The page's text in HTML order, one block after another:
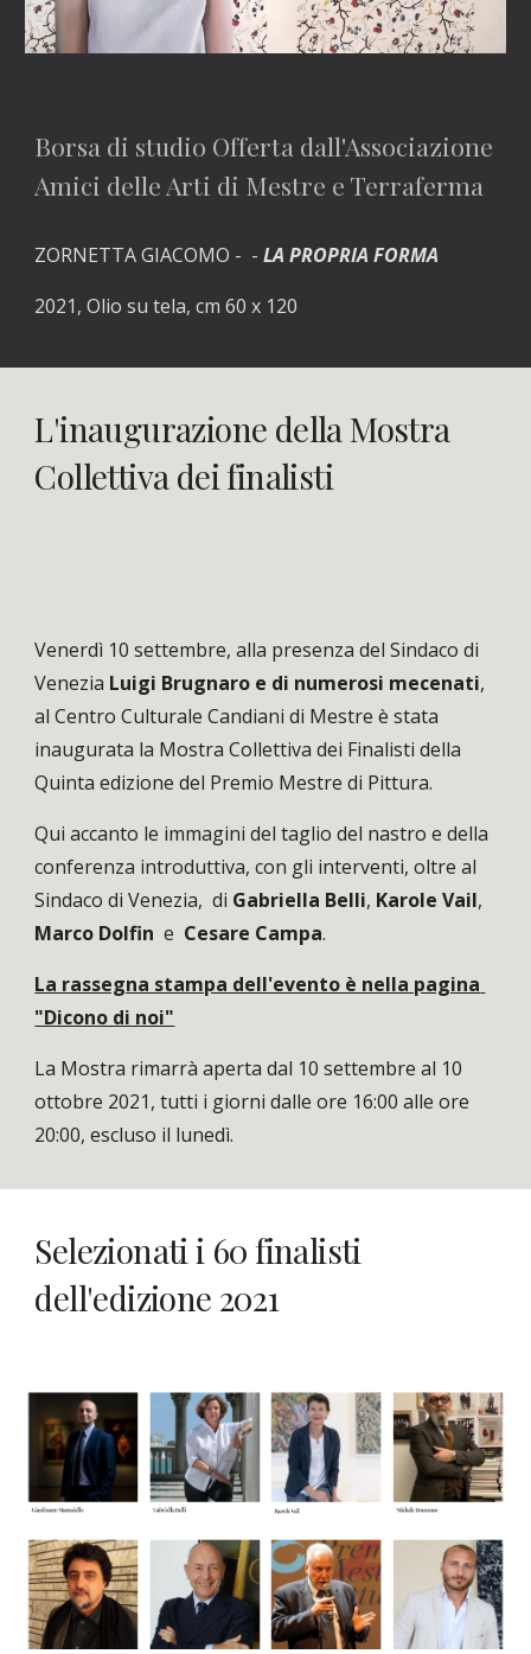
Borsa di studio Offerta dall'Associazione
Amici delle Arti di Mestre e Terraferma
ZORNETTA GIACOMO - - LA PROPRIA FORMA
2021, Olio su tela, cm 60 x 120
L'inaugurazione della Mostra
Collettiva dei finalisti
Venerdì 10 settembre, alla presenza del Sindaco di
Venezia Luigi Brugnaro e di numerosi mecenati,
al Centro Culturale Candiani di Mestre è stata
inaugurata la Mostra Collettiva dei Finalisti della
Quinta edizione del Premio Mestre di Pittura.
Qui accanto le immagini del taglio del nastro e della
conferenza introduttiva, con gli interventi, oltre al
Sindaco di Venezia,  di Gabriella Belli, Karole Vail
Marco Dolfin
  e
Cesare Campa.
La rassegna stampa dell'evento è nella pagina
"Dicono di noi"
La Mostra rimarrà aperta dal 10 settembre al 10
ottobre 2021, tutti i giorni dalle ore 16:00 alle ore
20:00, escluso il lunedì.
Selezionati i 60 finalisti
dell'edizione 2021